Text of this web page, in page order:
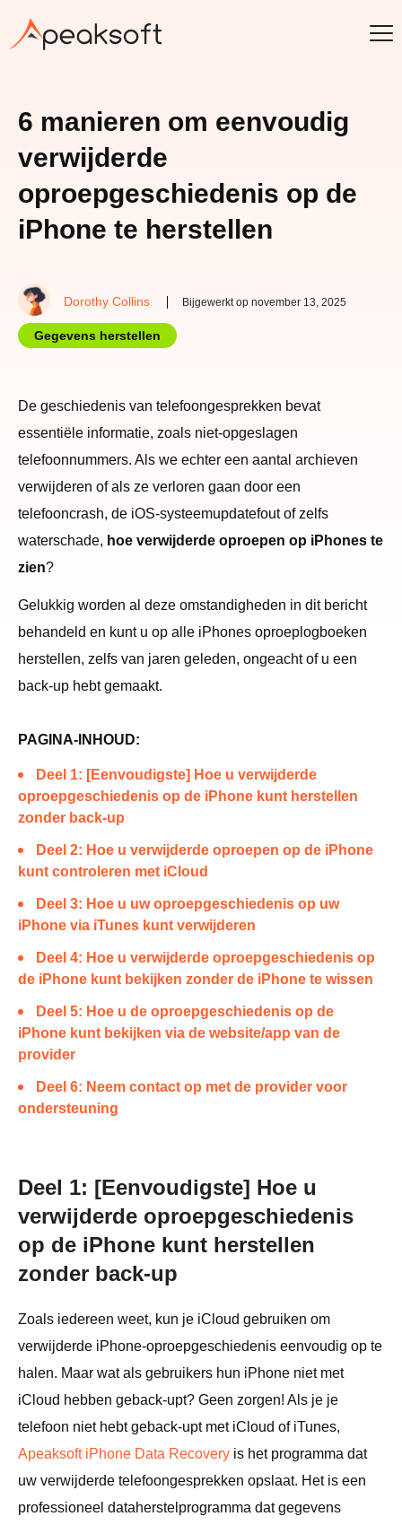
6 manieren om eenvoudig
verwijderde
oproepgeschiedenis op de
iPhone te herstellen
Dorothy Collins Bijgewerkt op november 13, 2025
Gegevens herstellen
De geschiedenis van telefoongesprekken bevat
essentiële informatie, zoals niet-opgeslagen
telefoonnummers. Als we echter een aantal archieven
verwijderen of als ze verloren gaan door een
telefooncrash, de iOS-systeemupdatefout of zelfs
waterschade, hoe verwijderde oproepen op iPhones te
zien?
Gelukkig worden al deze omstandigheden in dit bericht
behandeld en kunt u op alle iPhones oproeplogboeken
herstellen, zelfs van jaren geleden, ongeacht of u een
back-up hebt gemaakt.
PAGINA-INHOUD:
Deel 1: [Eenvoudigste] Hoe u verwijderde
oproepgeschiedenis op de iPhone kunt herstellen
zonder back-up
Deel 2: Hoe u verwijderde oproepen op de iPhone
kunt controleren met iCloud
Deel 3: Hoe u uw oproepgeschiedenis op uw
iPhone via iTunes kunt verwijderen
Deel 4: Hoe u verwijderde oproepgeschiedenis op
de iPhone kunt bekijken zonder de iPhone te wissen
Deel 5: Hoe u de oproepgeschiedenis op de
iPhone kunt bekijken via de website/app van de
provider
Deel 6: Neem contact op met de provider voor
ondersteuning
Deel 1: [Eenvoudigste] Hoe u
verwijderde oproepgeschiedenis
op de iPhone kunt herstellen
zonder back-up
Zoals iedereen weet, kun je iCloud gebruiken om
verwijderde iPhone-oproepgeschiedenis eenvoudig op te
halen. Maar wat als gebruikers hun iPhone niet met
iCloud hebben geback-upt? Geen zorgen! Als je je
telefoon niet hebt geback-upt met iCloud of iTunes,
Apeaksoft iPhone Data Recovery is het programma dat
uw verwijderde telefoongesprekken opslaat. Het is een
professioneel dataherstelprogramma dat gegevens